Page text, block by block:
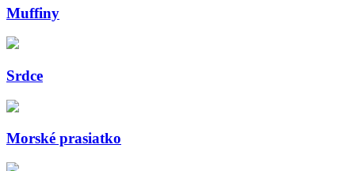
Muffiny
Srdce
Morské prasiatko